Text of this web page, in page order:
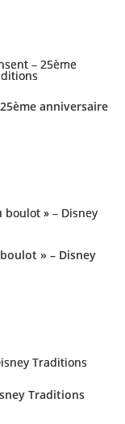
anniversaire
» – Disney
Traditions